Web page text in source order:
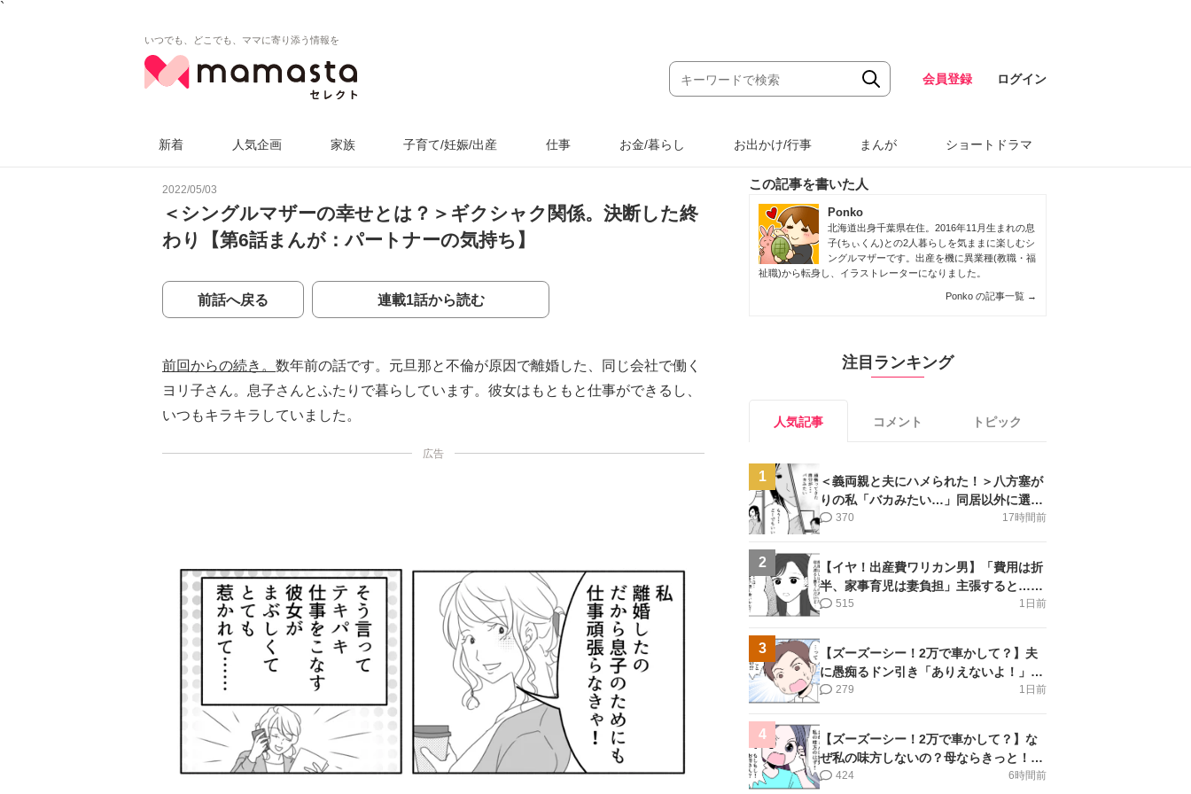
`
いつでも、どこでも、ママに寄り添う情報を
会員登録 ログイン
新着 人気企画 家族 子育て/妊娠/出産 仕事 お金/暮らし お出かけ/行事 まんが ショートドラマ
2022/05/03
＜シングルマザーの幸せとは？＞ギクシャク関係。決断した終
わり【第6話まんが：パートナーの気持ち】
前話へ戻る 連載1話から読む
前回からの続き。 数年前の話です。元旦那と不倫が原因で離婚した、同じ会社で働く
ヨリ子さん。息子さんとふたりで暮らしています。彼女はもともと仕事ができるし、
いつもキラキラしていました。
広告
この記事を書いた人
Ponko
北海道出身千葉県在住。2016年11月生まれの息
子(ちぃくん)との2人暮らしを気ままに楽しむシ
ングルマザーです。出産を機に異業種(教職・福
祉職)から転身し、イラストレーターになりました。
Ponko の記事一覧 →
注目ランキング
人気記事 コメント トピック
1
＜義両親と夫にハメられた！＞八方塞が
りの私「バカみたい…」同居以外に選択
肢がない【第5話まんが】
17時間前
370
2
【イヤ！出産費ワリカン男】「費用は折
半、家事育児は妻負担」主張すると…＜
第11話＞#4コマ母道場
1日前
515
3
【ズーズーシー！2万で車かして？】夫
に愚痴るドン引き「ありえないよ！」＜
第16話＞#4コマ母道場
1日前
279
4
【ズーズーシー！2万で車かして？】な
ぜ私の味方しないの？母ならきっと！＜
第17話＞#4コマ母道場
6時間前
424